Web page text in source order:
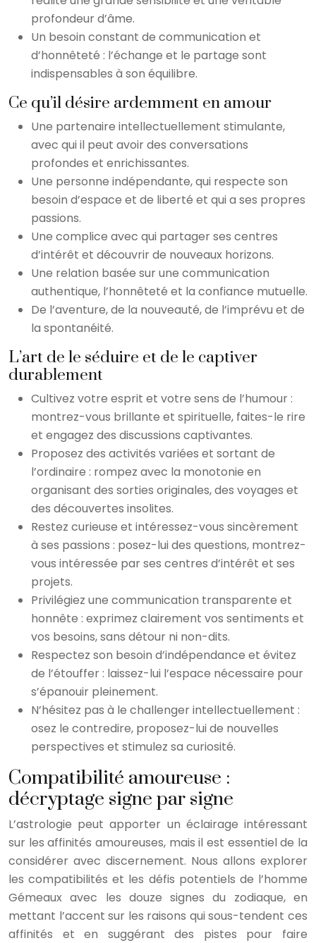
profondeur d’âme.
Un besoin constant de communication et
d’honnêteté : l’échange et le partage sont
indispensables à son équilibre.
Ce qu’il désire ardemment en amour
Une partenaire intellectuellement stimulante,
avec qui il peut avoir des conversations
profondes et enrichissantes.
Une personne indépendante, qui respecte son
besoin d’espace et de liberté et qui a ses propres
passions.
Une complice avec qui partager ses centres
d’intérêt et découvrir de nouveaux horizons.
Une relation basée sur une communication
authentique, l’honnêteté et la confiance mutuelle.
De l’aventure, de la nouveauté, de l’imprévu et de
la spontanéité.
L’art de le séduire et de le captiver
durablement
Cultivez votre esprit et votre sens de l’humour :
montrez-vous brillante et spirituelle, faites-le rire
et engagez des discussions captivantes.
Proposez des activités variées et sortant de
l’ordinaire : rompez avec la monotonie en
organisant des sorties originales, des voyages et
des découvertes insolites.
Restez curieuse et intéressez-vous sincèrement
à ses passions : posez-lui des questions, montrez-
vous intéressée par ses centres d’intérêt et ses
projets.
Privilégiez une communication transparente et
honnête : exprimez clairement vos sentiments et
vos besoins, sans détour ni non-dits.
Respectez son besoin d’indépendance et évitez
de l’étouffer : laissez-lui l’espace nécessaire pour
s’épanouir pleinement.
N’hésitez pas à le challenger intellectuellement :
osez le contredire, proposez-lui de nouvelles
perspectives et stimulez sa curiosité.
Compatibilité amoureuse :
décryptage signe par signe
L’astrologie peut apporter un éclairage intéressant
sur les affinités amoureuses, mais il est essentiel de la
considérer avec discernement. Nous allons explorer
les compatibilités et les défis potentiels de l’homme
Gémeaux avec les douze signes du zodiaque, en
mettant l’accent sur les raisons qui sous-tendent ces
affinités et en suggérant des pistes pour faire